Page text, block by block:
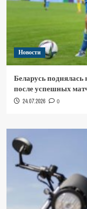
Новости
Беларусь
после успешных
24.07.2026 0